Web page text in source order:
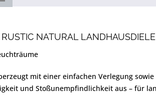
NATURAL LANDHAUSDIELE
mit einer einfachen Verlegung
und Stoßunempfindlichkeit aus – für